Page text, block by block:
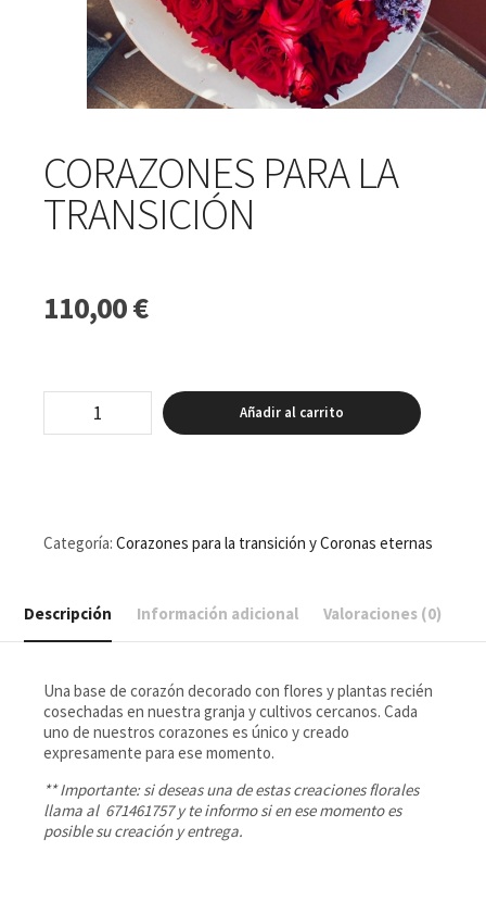
CORAZONES PARA LA
TRANSICIÓN
110,00€
la
Añadir al carrito
Categoría: Corazones para la transición y Coronas eternas
Descripción Información adicional Valoraciones (0)
Una base de corazón decorado con flores y plantas recién
cosechadas en nuestra granja y cultivos cercanos. Cada
uno de nuestros corazones es único y creado
expresamente para ese momento.
** Importante: si deseas una de estas creaciones florales
llama al 671461757 y te informo si en ese momento es
posible su creación y entrega.